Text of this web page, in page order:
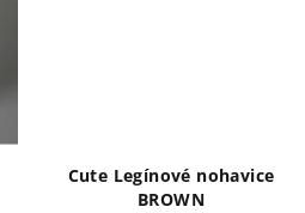
Cute Legínové nohavice
BROWN